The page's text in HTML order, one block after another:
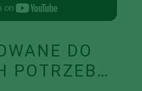
DO
POTRZEB…